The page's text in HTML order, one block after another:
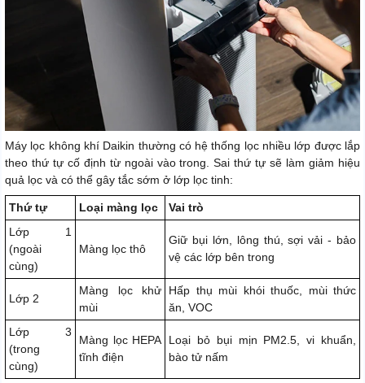
Máy lọc không khí Daikin thường có hệ thống lọc nhiều lớp được lắp
theo thứ tự cố định từ ngoài vào trong. Sai thứ tự sẽ làm giảm hiệu
quả lọc và có thể gây tắc sớm ở lớp lọc tinh:
Thứ tự Loại màng lọc
Vai trò
Lớp 1
(ngoài
cùng)
Màng lọc thô
Giữ bụi lớn, lông thú, sợi vải - bảo
vệ các lớp bên trong
Lớp 2
Màng lọc khử
mùi
Hấp thụ mùi khói thuốc, mùi thức
ăn, VOC
Lớp 3
(trong
cùng)
Màng lọc HEPA
tĩnh điện
Loại bỏ bụi mịn PM2.5, vi khuẩn,
bào tử nấm